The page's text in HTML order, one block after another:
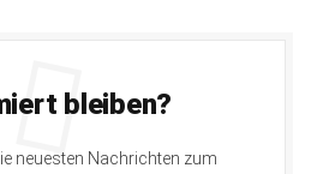
bleiben?
neuesten Nachrichten zum